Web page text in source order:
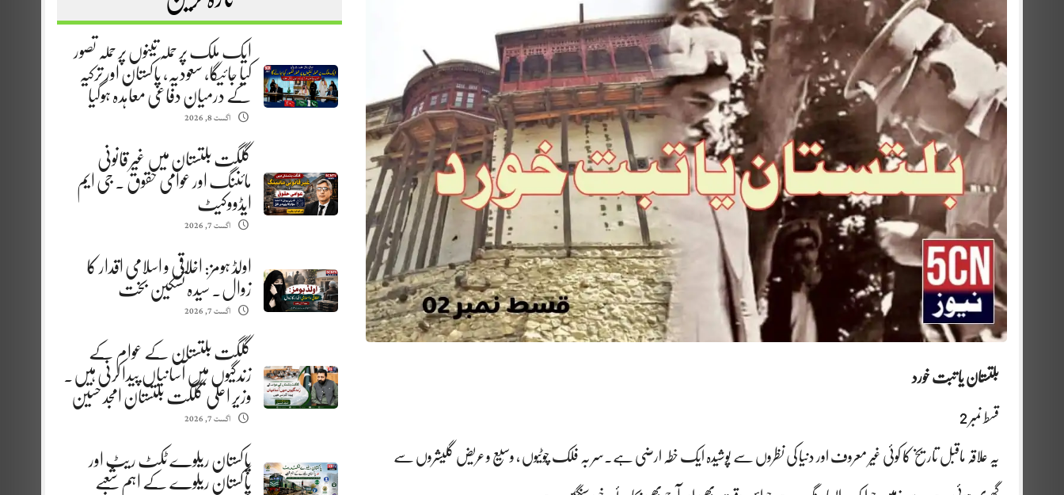
ایک ملک پر حملہ تینوں پر حملہ تصور
کیا جائیگا، سعودیہ، پاکستان اور ترکیہ
کے درمیان دفاعی معاہدہ ہوگیا
اگست 8, 2026
گلگت بلتستان میں غیر قانونی
مائننگ اور عوامی حقوق . جی ایم
ایڈووکیٹ
اگست 7, 2026
اولڈ ہومز: اخلاقی و اسلامی اقدار کا
زوال. سیدہ تسکین بخت
اگست 7, 2026
گلگت بلتستان کے عوام کے
زندگیوں میں آسانیاں پیدا کرنی ہیں.
وزیر اعلیٰ گلگت بلتستان امجد حسین
اگست 7, 2026
پاکستان ریلوے ٹکٹ ریٹ اور
پاکستان ریلوے کے اہم شعبے
بلتستان یا تبت خورد
قسط نمبر 2
یہ علاقہ ماقبل تاریخ کا کوئی غیر معروف اور دنیا کی نظروں سے پوشیدہ ایک خطہ ارضی ہے۔سر بہ فلک چوٹیوں ، وسیع و عریض گلیشروں سے